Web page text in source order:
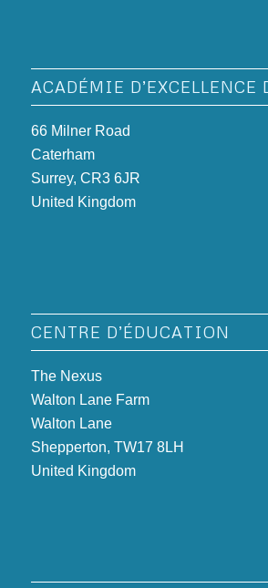
ACADÉMIE D’EXCELLENCE
66 Milner Road
Caterham
Surrey, CR3 6JR
United Kingdom
CENTRE D’ÉDUCATION
The Nexus
Walton Lane Farm
Walton Lane
Shepperton, TW17 8LH
United Kingdom